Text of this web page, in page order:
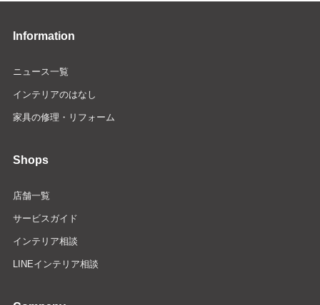
Information
ニュース一覧
インテリアのはなし
家具の修理・リフォーム
Shops
店舗一覧
サービスガイド
インテリア相談
LINEインテリア相談